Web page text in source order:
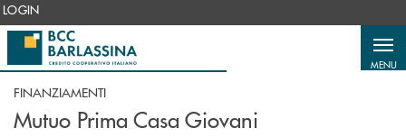
Salta al contenuto principale
LOGIN
MENU
FINANZIAMENTI
Mutuo Prima Casa Giovani